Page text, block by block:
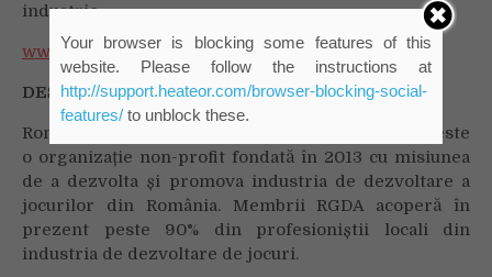
industrie.
www.dev-play.ro //info@dev-play.ro
DESPRE RGDA
Romanian Game Developers Association (RGDA) este
o organizație non-profit fondată în 2013 cu misiunea
de a dezvolta și promova industria de dezvoltare a
jocurilor din România. Membrii RGDA acoperă în
prezent peste 90% din profesioniștii locali din
industria de dezvoltare de jocuri.
Your browser is blocking some features of this
website. Please follow the instructions at
http://support.heateor.com/browser-blocking-social-
features/to unblock these.